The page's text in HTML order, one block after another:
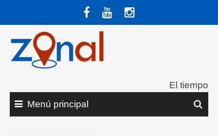
contenido
El tiempo
Menú principal